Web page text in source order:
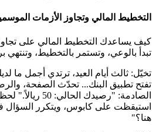
التخطيط المالي وتجاوز الأزمات
كيف يساعدك التخطيط المالي على
تبدأ بالوعي، وتستمر بالتخطيط، وتنتهي
تخيّل: ثالث أيام العيد، ترتدي أجمل ما
تفتح تطبيق البنك... تحدّث الصفحة،
الصادمة: "رصيدك
استيقظت على كابوس، ويتكرر
هنا؟"